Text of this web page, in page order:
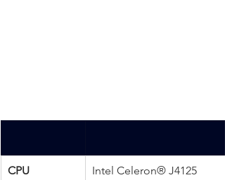
CPU
Intel Celeron® J4125